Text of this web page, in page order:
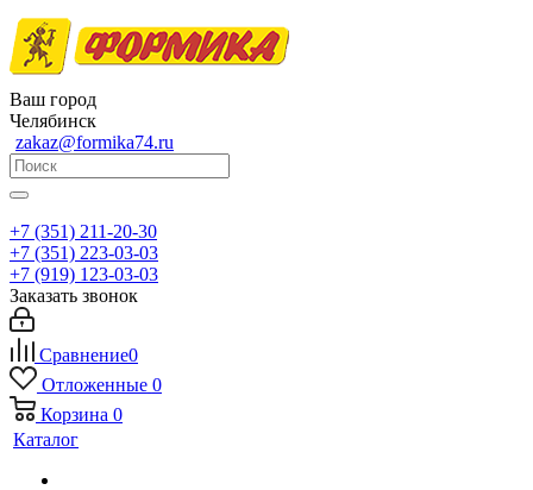
Ваш город
Челябинск
zakaz@formika74.ru
+7 (351) 211-20-30
+7 (351) 223-03-03
+7 (919) 123-03-03
Заказать звонок
Сравнение0
Отложенные 0
Корзина 0
Каталог